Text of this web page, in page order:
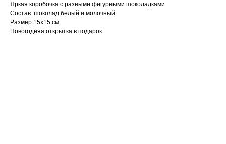
Яркая коробочка с разными фигурными шоколадками
Состав: шоколад белый и молочный
Размер 15х15 см
Новогодняя открытка в подарок